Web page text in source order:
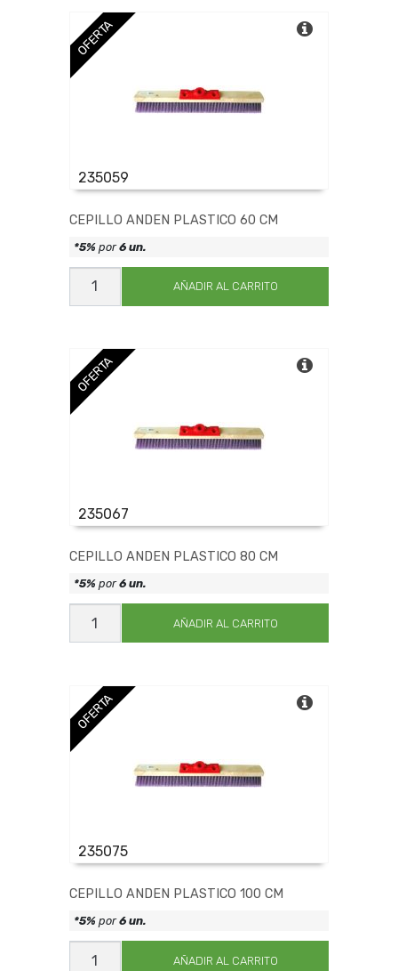
OFERTA
235059
CEPILLO ANDEN PLASTICO 60 CM
CEPILLO
ANDEN
AÑADIR AL CARRITO
*5%por6 un.
OFERTA
235067
CEPILLO ANDEN PLASTICO 80 CM
CEPILLO
ANDEN
PLASTICO
AÑADIR AL CARRITO
*5%por6 un.
OFERTA
235075
CEPILLO ANDEN PLASTICO 100 CM
CEPILLO
ANDEN
AÑADIR AL CARRITO
*5%por6 un.